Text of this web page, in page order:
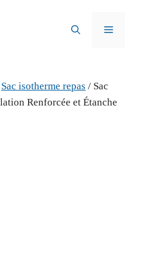
Menu
Sac isotherme repas / Sac
Renforcée et Étanche